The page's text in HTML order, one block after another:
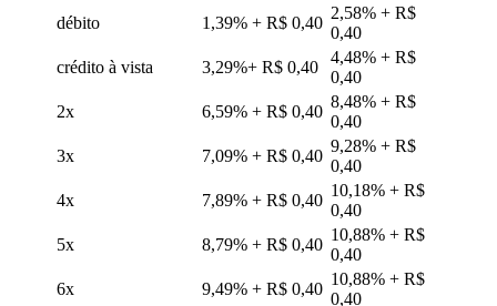
débito 1,39% + R$ 0,40
2,58% + R$
0,40
crédito à vista
3,29%+ R$ 0,40
4,48% + R$
0,40
2x
6,59% + R$ 0,40
8,48% + R$
0,40
3x
7,09% + R$ 0,40
9,28% + R$
0,40
4x
7,89% + R$ 0,40
10,18% + R$
0,40
5x
8,79% + R$ 0,40
10,88% + R$
0,40
6x
9,49% + R$ 0,40
10,88% + R$
0,40